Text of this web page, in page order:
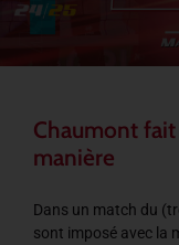
Chaumont
manière
Dans un match du
sont imposé avec la